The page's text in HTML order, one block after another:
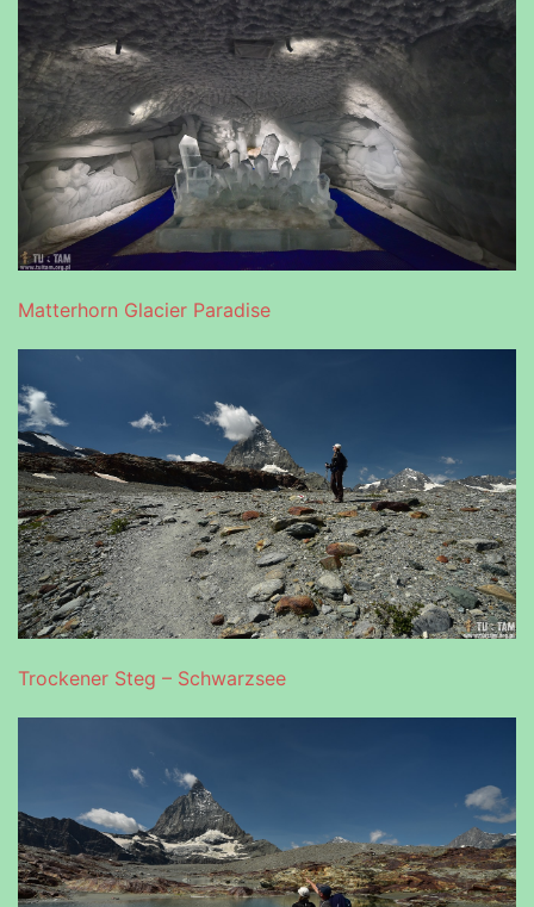
Matterhorn Glacier Paradise
Trockener Steg – Schwarzsee